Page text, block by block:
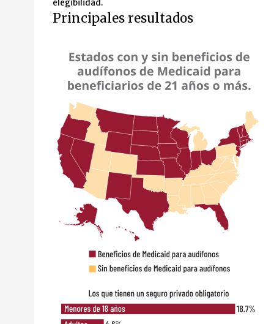
elegibilidad.
Principales resultados